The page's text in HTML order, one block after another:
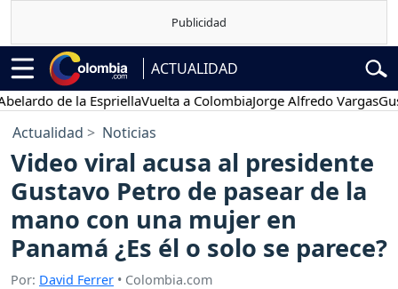
ACTUALIDAD
de la EspriellaVuelta a ColombiaJorge Alfredo VargasGustavo
Actualidad Noticias
Video viral acusa al presidente
Gustavo Petro de pasear de la
mano con una mujer en
Panamá ¿Es él o solo se parece?
Por: David Ferrer • Colombia.com